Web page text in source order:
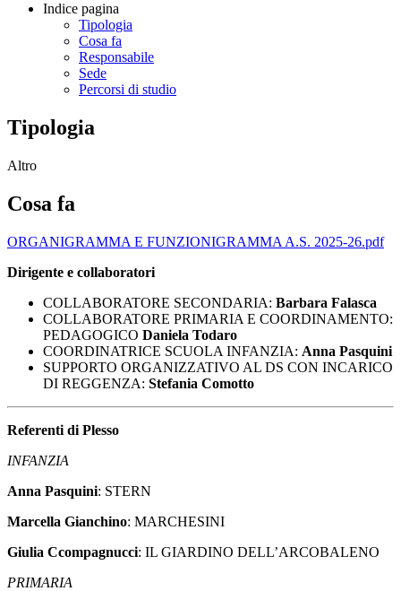
Indice pagina
Tipologia
Cosa fa
Responsabile
Sede
Percorsi di studio
Tipologia
Altro
Cosa fa
ORGANIGRAMMA E FUNZIONIGRAMMA A.S. 2025-26.pdf
Dirigente e collaboratori
COLLABORATORE SECONDARIA: Barbara Falasca
COLLABORATORE PRIMARIA E COORDINAMENTO:
PEDAGOGICO Daniela Todaro
COORDINATRICE SCUOLA INFANZIA: Anna Pasquini
SUPPORTO ORGANIZZATIVO AL DS CON INCARICO
DI REGGENZA: Stefania Comotto
Referenti di Plesso
INFANZIA
Anna Pasquini: STERN
Marcella Gianchino: MARCHESINI
Giulia Ccompagnucci: IL GIARDINO DELL’ARCOBALENO
PRIMARIA